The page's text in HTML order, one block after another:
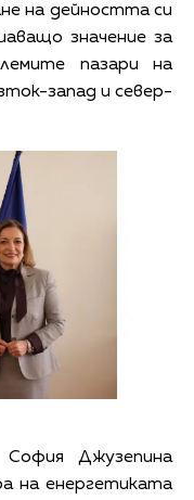
на дейността си
значение за
пазари на
запад и север-
Джузепина
на енергетиката